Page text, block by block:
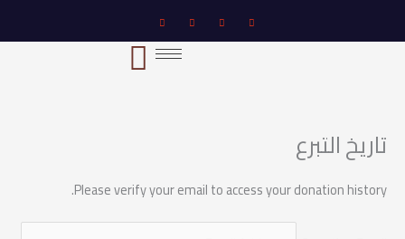
تاريخ التبرع
Please verify your email to access your donation history.